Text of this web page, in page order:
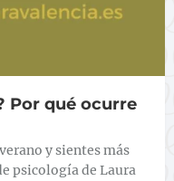
Por qué ocurre
y sientes más
psicología de Laura